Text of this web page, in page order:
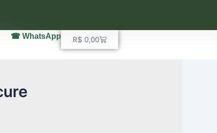
☎ WhatsApp R$ 0,00Carrinho